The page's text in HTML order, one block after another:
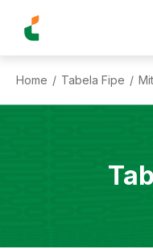
Home / Tabela Fipe /